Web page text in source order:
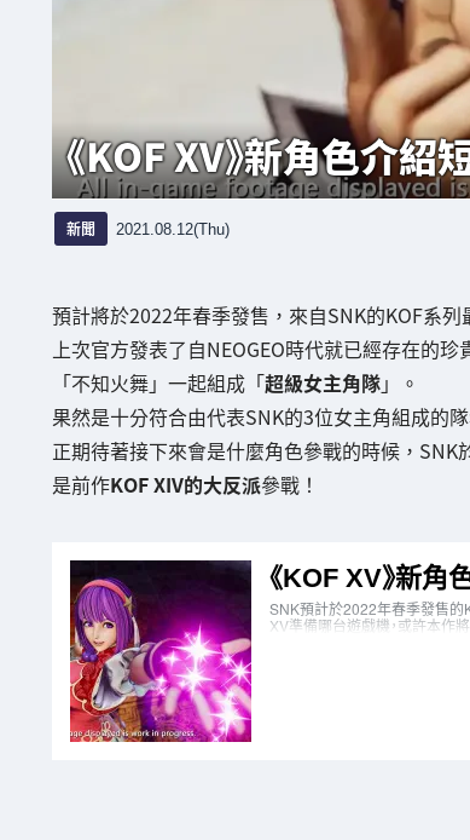
《KOF XV》新角色介紹
新聞 2021.08.12(Thu)
預計將於2022年春季發售，來自SNK的KOF系列
上次官方發表了自NEOGEO時代就已經存在的珍
「不知火舞」一起組成「超級女主角隊」。
果然是十分符合由代表SNK的3位女主角組成的隊
正期待著接下來會是什麼角色參戰的時候，SNK
是前作KOF XIV的大反派參戰！